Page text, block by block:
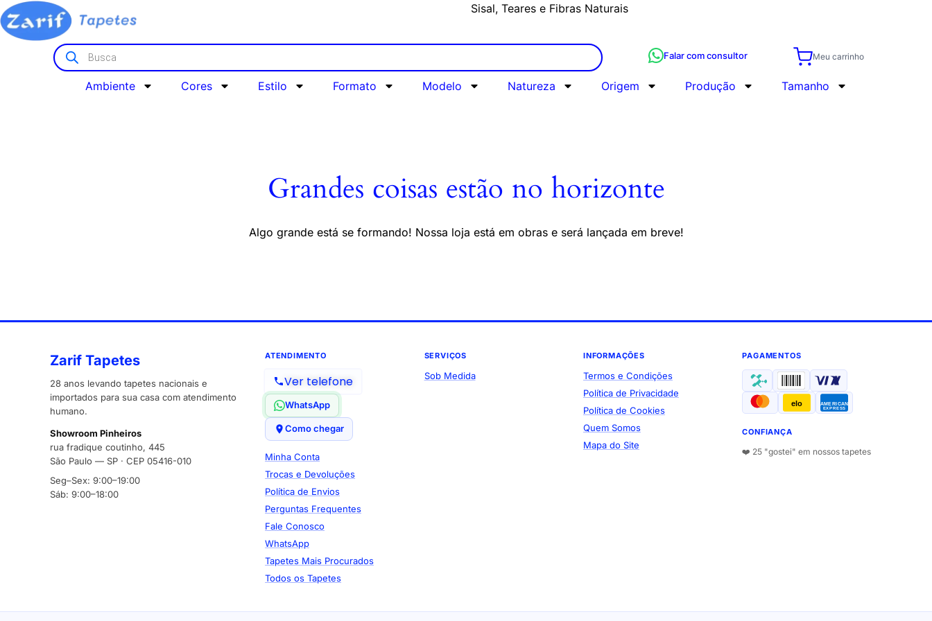
Sisal, Teares e Fibras Naturais
Meu carrinho
Falar com consultor
Ambiente Cores Estilo Formato Modelo Natureza Origem Produção Tamanho
Grandes coisas estão no horizonte
Algo grande está se formando! Nossa loja está em obras e será lançada em breve!
Zarif Tapetes
28 anos levando tapetes nacionais e
importados para sua casa com atendimento
humano.
Showroom Pinheiros
rua fradique coutinho, 445
São Paulo — SP · CEP 05416-010
Seg–Sex: 9:00–19:00
Sáb: 9:00–18:00
ATENDIMENTO
Ver telefone
WhatsApp
Como chegar
Minha Conta
Trocas e Devoluções
Política de Envios
Perguntas Frequentes
Fale Conosco
WhatsApp
Tapetes Mais Procurados
Todos os Tapetes
SERVIÇOS
Sob Medida
INFORMAÇÕES
Termos e Condições
Política de Privacidade
Política de Cookies
Quem Somos
Mapa do Site
PAGAMENTOS
elo AMERICAN
EXPRESS
CONFIANÇA
❤️ 25 "gostei" em nossos tapetes